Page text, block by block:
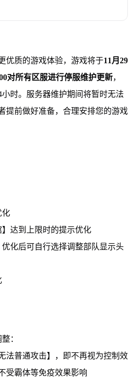
优质的游戏体验，游戏将于11月29
对所有区服进行停服维护更新，
时。服务器维护期间将暂时无法
提前做好准备，合理安排您的游戏
化
达到上限时的提示优化
化后可自行选择调整部队显示头
：
法普通攻击】，即不再视为控制效
受霸体等免疫效果影响